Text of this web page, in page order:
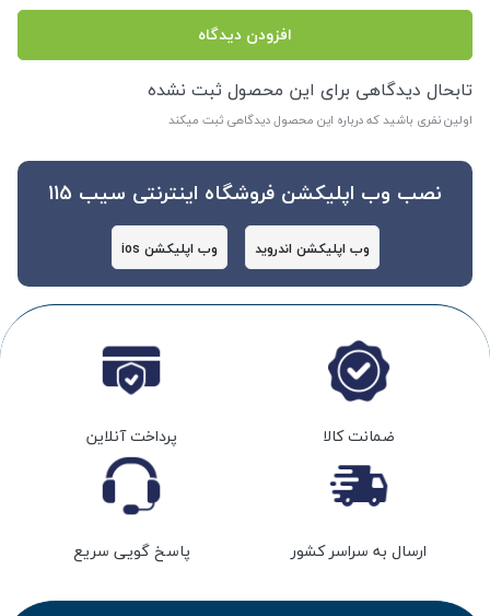
افزودن دیدگاه
تابحال دیدگاهی برای این محصول ثبت نشده
اولین نفری باشید که درباره این محصول دیدگاهی ثبت میکند
نصب وب اپلیکشن فروشگاه اینترنتی سیب 115
وب اپلیکشن اندروید وب اپلیکشن ios
ضمانت کالا پرداخت آنلاین
ارسال به سراسر کشور پاسخ گویی سریع